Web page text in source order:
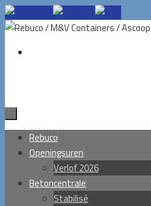
Ga
naar
inhoud
naar
inhoud
Rebuco
Openingsuren
Verlof 2026
Betoncentrale
Stabilisé